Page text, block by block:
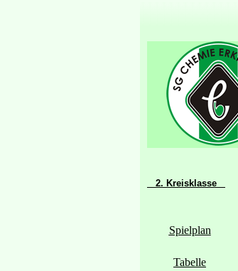
2. Kreisklasse
Spielplan
Tabelle